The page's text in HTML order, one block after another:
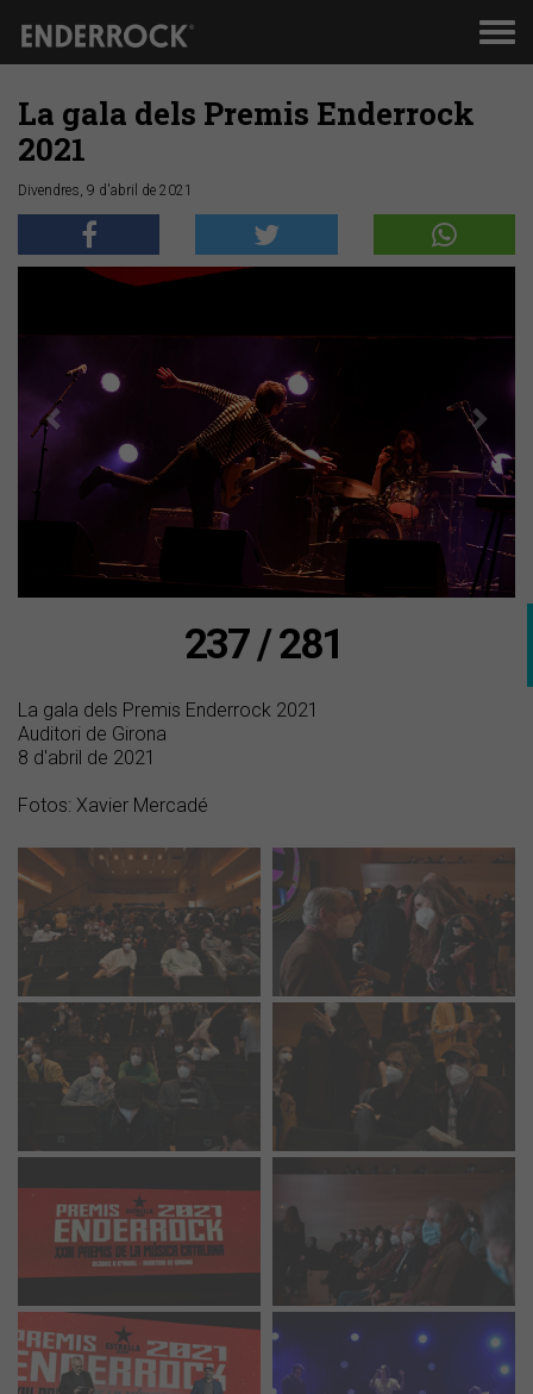
La gala dels Premis Enderrock
2021
Divendres, 9 d'abril de 2021
Anterior
237 / 281
La gala dels Premis Enderrock 2021
Auditori de Girona
8 d'abril de 2021
Fotos: Xavier Mercadé